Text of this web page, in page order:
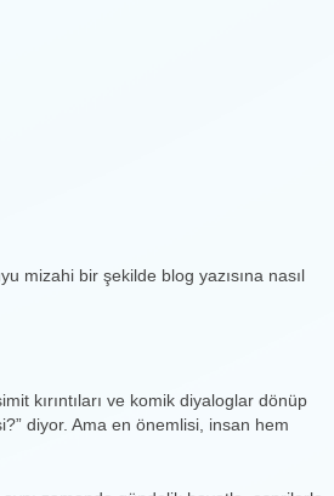
mizahi bir şekilde blog yazısına nasıl
kırıntıları ve komik diyaloglar dönüp
diyor. Ama en önemlisi, insan hem